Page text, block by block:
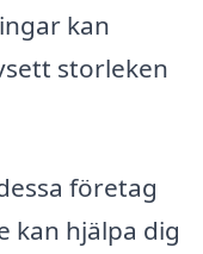
kan
storleken
företag
kan hjälpa dig